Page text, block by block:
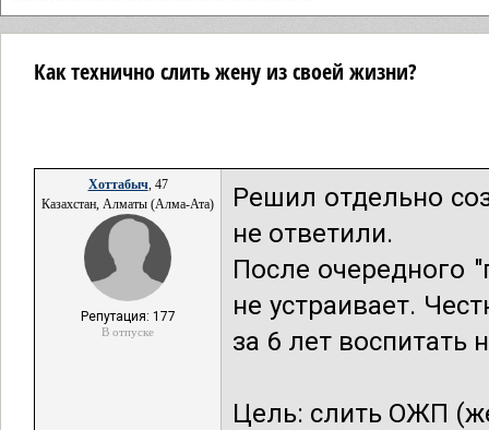
Как технично слить жену из своей жизни?
Хоттабыч, 47
Казахстан, Алматы (Алма-Ата)
Репутация: 177
В отпуске
Решил отдельно
не ответили.
После очередного
не устраивает.
за 6 лет воспитать
Цель: слить ОЖП